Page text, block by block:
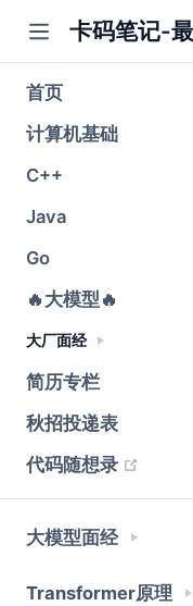
卡码笔记-
首页
计算机基础
C++
Java
Go
🔥大模型🔥
大厂面经
简历专栏
秋招投递表
代码随想录
大模型面经
Transformer原理
未来的
Agent
Harness
2026-06-19
现在业内都开始在
知识星球
里有一
Agent，这个方向